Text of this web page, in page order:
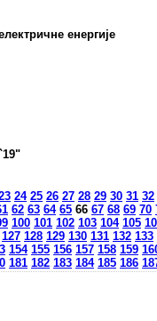
енергије
24 25 26 27 28 29 30 31 32
62 63 64 65 66 67 68 69 70
100 101 102 103 104 105
127 128 129 130 131 132 133
154 155 156 157 158 159
181 182 183 184 185 186